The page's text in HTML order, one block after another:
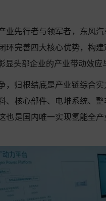
业先行者与领军者，东风
环完善四大核心优势，构
显头部企业的产业带动效
，归根结底是产业链综合
、核心部件、电堆系统、
也是国内唯一实现氢能全